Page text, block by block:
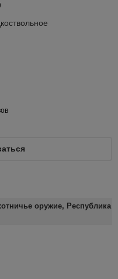
оружие, Республика